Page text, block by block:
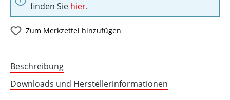
finden Sie hier.
Zum Merkzettel hinzufügen
Beschreibung
Downloads und Herstellerinformationen